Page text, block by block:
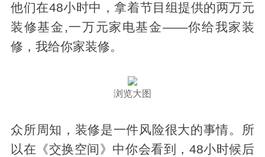
他们在48小时中，拿着节目组提供的两万元
装修基金,一万元家电基金——你给我家装
修，我给你家装修。
浏览大图
众所周知，装修是一件风险很大的事情。所
以在《交换空间》中你会看到，48小时候后